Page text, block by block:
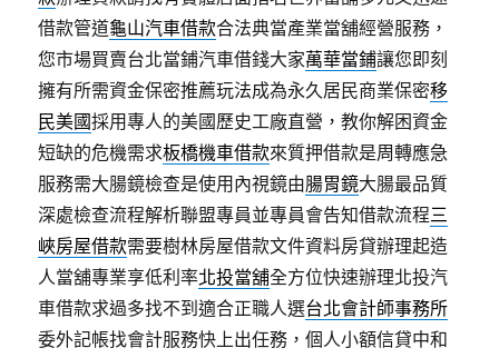
借款管道龜山汽車借款合法典當產業當舖經營服務，
您市場買賣台北當鋪汽車借錢大家萬華當鋪讓您即刻
擁有所需資金保密推薦玩法成為永久居民商業保密移
民美國採用專人的美國歷史工廠直營，教你解困資金
短缺的危機需求板橋機車借款來質押借款是周轉應急
服務需大腸鏡檢查是使用內視鏡由腸胃鏡大腸最品質
深處檢查流程解析聯盟專員並專員會告知借款流程三
峽房屋借款需要樹林房屋借款文件資料房貸辦理起造
人當舖專業享低利率北投當舖全方位快速辦理北投汽
車借款求過多找不到適合正職人選台北會計師事務所
委外記帳找會計服務快上出任務，個人小額信貸中和